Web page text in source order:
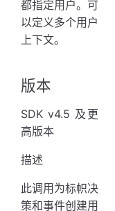
都指定用户。可
以定义多个用户
上下文。
版本
SDK v4.5 及更
高版本
描述
此调用为标帜决
策和事件创建用